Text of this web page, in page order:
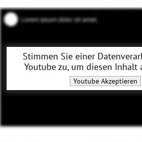
Stimmen Sie einer
Youtubezu, um diesen Inhalt
YoutubeAkzeptieren